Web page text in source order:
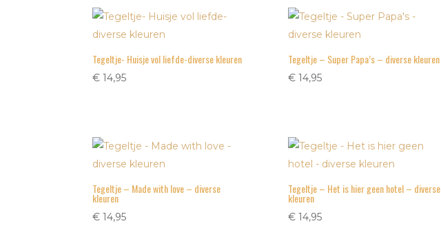
Tegeltje- Huisje vol liefde-diverse kleuren
€ 14,95
Tegeltje – Super Papa’s – diverse kleuren
€14,95
Tegeltje – Made with love – diverse
kleuren
€ 14,95
Tegeltje – Het is hier geen hotel – diverse
kleuren
€14,95